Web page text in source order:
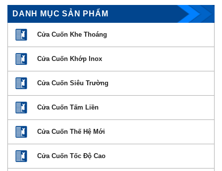
DANH MỤC SẢN PHẨM
Cửa Cuốn Khe Thoáng
Cửa Cuốn Khớp Inox
Cửa Cuốn Siêu Trường
Cửa Cuốn Tấm Liền
Cửa Cuốn Thế Hệ Mới
Cửa Cuốn Tốc Độ Cao